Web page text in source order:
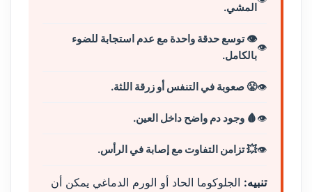
المشي.
👁️ توسع حدقة واحدة مع عدم استجابة للضوء
بالكامل.
😤 صعوبة في التنفس أو زرقة اللثة.
🩸 وجود دم واضح داخل العين.
💥 تزامن التفاوت مع إصابة في الرأس.
تنبيه: الجلوكوما الحاد أو الورم الدماغي يمكن أن